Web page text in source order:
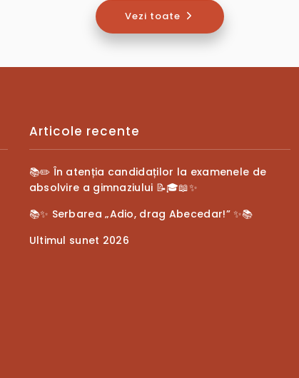
Vezi toate
Articole recente
📚✏️ În atenția candidaților la examenele de
absolvire a gimnaziului 📝🎓📖✨
📚✨ Serbarea „Adio, drag Abecedar!” ✨📚
Ultimul sunet 2026